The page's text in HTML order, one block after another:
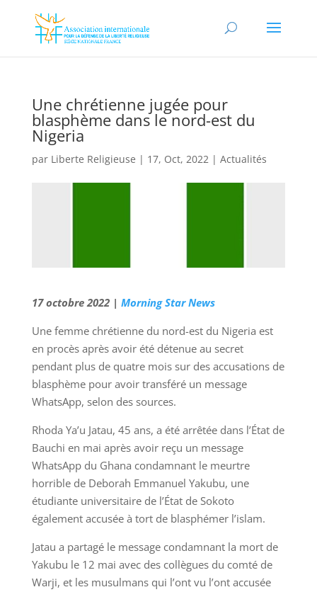
Une chrétienne jugée pour
blasphème dans le nord-est du
Nigeria
par Liberte Religieuse | 17, Oct, 2022| Actualités
17 octobre 2022 | Morning Star News
Une femme chrétienne du nord-est du Nigeria est
en procès après avoir été détenue au secret
pendant plus de quatre mois sur des accusations de
blasphème pour avoir transféré un message
WhatsApp, selon des sources.
Rhoda Ya’u Jatau, 45 ans, a été arrêtée dans l’État de
Bauchi en mai après avoir reçu un message
WhatsApp du Ghana condamnant le meurtre
horrible de Deborah Emmanuel Yakubu, une
étudiante universitaire de l’État de Sokoto
également accusée à tort de blasphémer l’islam.
Jatau a partagé le message condamnant la mort de
Yakubu le 12 mai avec des collègues du comté de
Warji, et les musulmans qui l’ont vu l’ont accusée